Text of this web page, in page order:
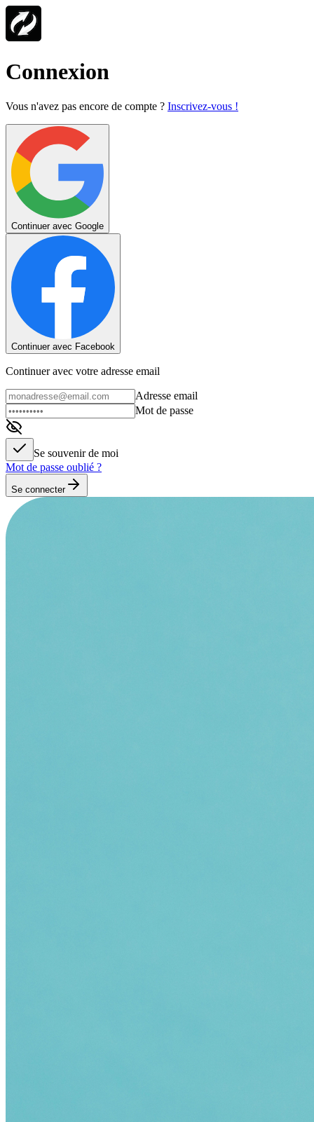
Connexion
Vous n'avez pas encore de compte ? Inscrivez-vous !
Continuer avec Google
Continuer avec Facebook
Continuer avec votre adresse email
Adresse email
Mot de passe
Se souvenir de moi
Mot de passe oublié ?
Se connecter